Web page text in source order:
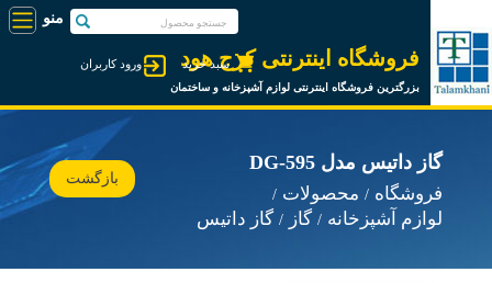
فروشگاه اینترنتی کرج هود
بزرگترین فروشگاه اینترنتی لوازم آشپزخانه و ساختمان
ورود کاربران سبد خرید
گاز داتیس مدل DG-595
فروشگاه
محصولات
لوازم آشپزخانه
گاز گاز داتیس
بازگشت